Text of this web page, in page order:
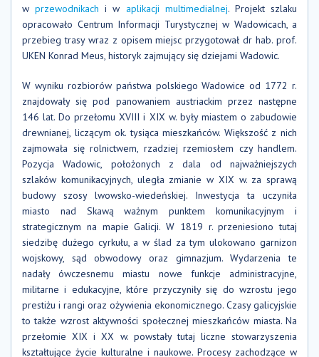
wprzewodnikach i w aplikacji multimedialnej. Projekt szlaku
opracowało Centrum Informacji Turystycznej w Wadowicach, a
przebieg trasy wraz z opisem miejsc przygotował dr hab. prof.
UKEN Konrad Meus, historyk zajmujący się dziejami Wadowic.
W wyniku rozbiorów państwa polskiego Wadowice od 1772 r.
znajdowały się pod panowaniem austriackim przez następne
146 lat. Do przełomu XVIII i XIX w. były miastem o zabudowie
drewnianej, liczącym ok. tysiąca mieszkańców. Większość z nich
zajmowała się rolnictwem, rzadziej rzemiosłem czy handlem.
Pozycja Wadowic, położonych z dala od najważniejszych
szlaków komunikacyjnych, uległa zmianie w XIX w. za sprawą
budowy szosy lwowsko-wiedeńskiej. Inwestycja ta uczyniła
miasto nad Skawą ważnym punktem komunikacyjnym i
strategicznym na mapie Galicji. W 1819 r. przeniesiono tutaj
siedzibę dużego cyrkułu, a w ślad za tym ulokowano garnizon
wojskowy, sąd obwodowy oraz gimnazjum. Wydarzenia te
nadały ówczesnemu miastu nowe funkcje administracyjne,
militarne i edukacyjne, które przyczyniły się do wzrostu jego
prestiżu i rangi oraz ożywienia ekonomicznego. Czasy galicyjskie
to także wzrost aktywności społecznej mieszkańców miasta. Na
przełomie XIX i XX w. powstały tutaj liczne stowarzyszenia
kształtujące życie kulturalne i naukowe. Procesy zachodzące w